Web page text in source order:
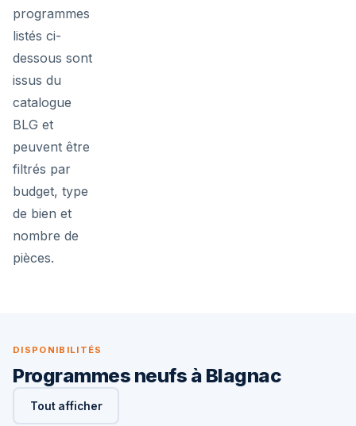
programmes
listés ci-
dessous sont
issus du
catalogue
BLG et
peuvent être
filtrés par
budget, type
de bien et
nombre de
pièces.
DISPONIBILITÉS
Programmes neufs à Blagnac
Tout afficher